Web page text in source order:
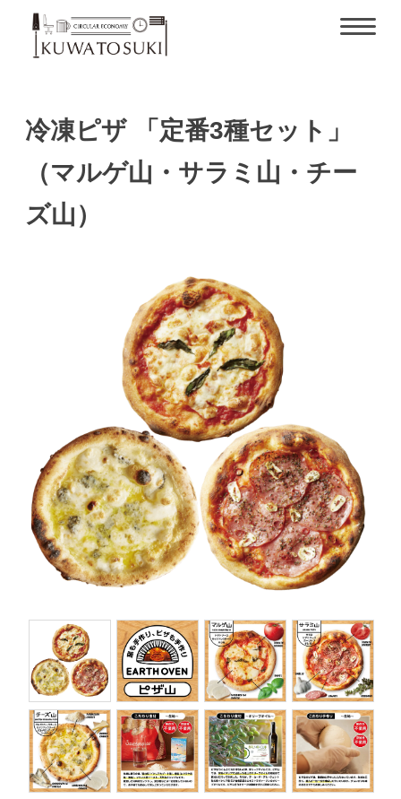
冷凍ピザ 「定番3種セット」
（マルゲ山・サラミ山・チー
ズ山）